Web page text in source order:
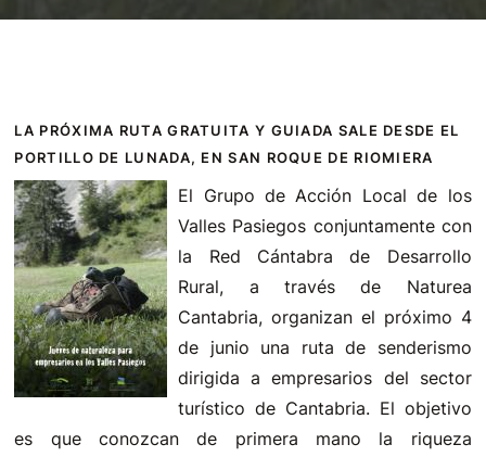
LA PRÓXIMA RUTA GRATUITA Y GUIADA SALE DESDE EL
PORTILLO DE LUNADA, EN SAN ROQUE DE RIOMIERA
El Grupo de Acción Local de los
Valles Pasiegos conjuntamente con
la Red Cántabra de Desarrollo
Rural, a través de Naturea
Cantabria, organizan el próximo 4
de junio una ruta de senderismo
dirigida a empresarios del sector
turístico de Cantabria. El objetivo
es que conozcan de primera mano la riqueza